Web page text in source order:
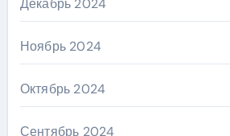
Декабрь 2024
Ноябрь 2024
Октябрь 2024
Сентябрь 2024